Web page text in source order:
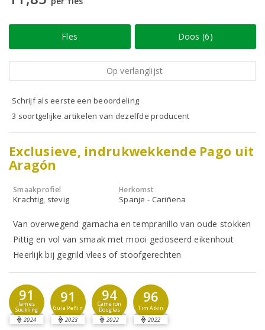
Fles Doos (6)
Op verlanglijst
Schrijf als eerste een beoordeling
3 soortgelijke artikelen van dezelfde producent
Exclusieve, indrukwekkende Pago uit
Aragón
Smaakprofiel
Krachtig, stevig
Herkomst
Spanje - Cariñena
Van overwegend garnacha en tempranillo van oude stokken
Pittig en vol van smaak met mooi gedoseerd eikenhout
Heerlijk bij gegrild vlees of stoofgerechten
91
James
Suckling
2024
91
Guía Peñín
2023
94
Cameron
Douglas
2022
96
Tim Atkin
2022